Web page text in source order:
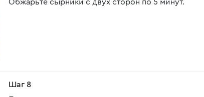
Обжарьте сырники с двух сторон по 5 минут.
Шаг 8